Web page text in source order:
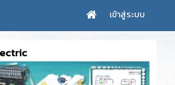
เข้าสู่ระบบ